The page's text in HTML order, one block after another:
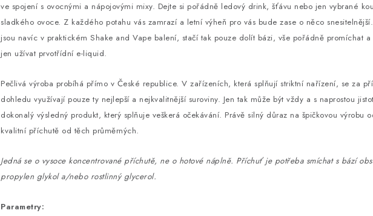
ve spojení s ovocnými a nápojovými mixy. Dejte si pořádně ledový drink, šťávu nebo jen vybrané
sladkého ovoce. Z každého potahu vás zamrazí a letní výheň pro vás bude zase o něco
jsou navíc v praktickém Shake and Vape balení, stačí tak pouze dolít bázi, vše pořádně promíchat a
jen užívat prvotřídní e-liquid.
Pečlivá výroba probíhá přímo v České republice. V zařízeních, která splňují striktní nařízení, se za
dohledu využívají pouze ty nejlepší a nejkvalitnější suroviny. Jen tak může být vždy a s naprostou
dokonalý výsledný produkt, který splňuje veškerá očekávání. Právě silný důraz na špičkovou výrobu
kvalitní příchutě od těch průměrných.
Jedná se o vysoce koncentrované příchutě, ne o hotové náplně. Příchuť je potřeba smíchat s bází
propylen glykol a/nebo rostlinný glycerol.
Parametry: